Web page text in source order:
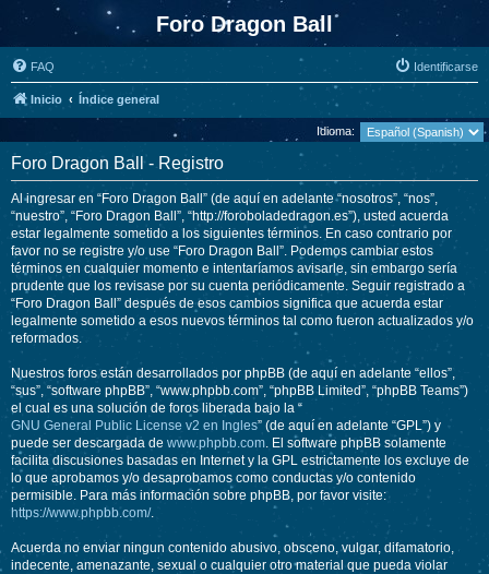
Foro Dragon Ball
FAQ Identificarse
Inicio Índice general
Idioma:
Foro Dragon Ball - Registro
Al ingresar en “Foro Dragon Ball” (de aquí en adelante “nosotros”, “nos”,
“nuestro”, “Foro Dragon Ball”, “http://foroboladedragon.es”), usted acuerda
estar legalmente sometido a los siguientes términos. En caso contrario por
favor no se registre y/o use “Foro Dragon Ball”. Podemos cambiar estos
términos en cualquier momento e intentaríamos avisarle, sin embargo sería
prudente que los revisase por su cuenta periódicamente. Seguir registrado a
“Foro Dragon Ball” después de esos cambios significa que acuerda estar
legalmente sometido a esos nuevos términos tal como fueron actualizados y/o
reformados.
Nuestros foros están desarrollados por phpBB (de aquí en adelante “ellos”,
“sus”, “software phpBB”, “www.phpbb.com”, “phpBB Limited”, “phpBB Teams”)
el cual es una solución de foros liberada bajo la “
GNU General Public License v2 en Ingles” (de aquí en adelante “GPL”) y
puede ser descargada de www.phpbb.com. El software phpBB solamente
facilita discusiones basadas en Internet y la GPL estrictamente los excluye de
lo que aprobamos y/o desaprobamos como conductas y/o contenido
permisible. Para más información sobre phpBB, por favor visite:
https://www.phpbb.com/.
Acuerda no enviar ningun contenido abusivo, obsceno, vulgar, difamatorio,
indecente, amenazante, sexual o cualquier otro material que pueda violar